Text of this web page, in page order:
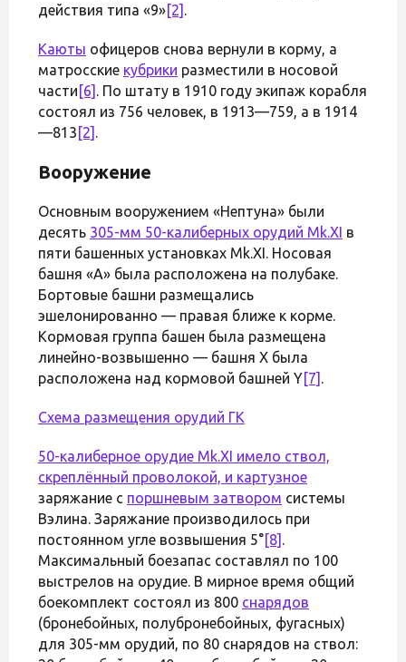
действия типа «9»[2] .
Каюты офицеров снова вернули в корму, а
матросские кубрики разместили в носовой
части [6] . По штату в 1910 году экипаж корабля
состоял из 756 человек, в 1913—759, а в 1914
—813 [2] .
Вооружение
Основным вооружением «Нептуна» были
десять 305-мм 50-калиберных орудий Mk.XI в
пяти башенных установках Mk.XI. Носовая
башня «А» была расположена на полубаке.
Бортовые башни размещались
эшелонированно — правая ближе к корме.
Кормовая группа башен была размещена
линейно-возвышенно — башня X была
расположена над кормовой башней Y[7] .
Схема размещения орудий ГК
50-калиберное орудие Mk.XI имело ствол,
скреплённый проволокой, и картузное
заряжание с поршневым затвором системы
Вэлина. Заряжание производилось при
постоянном угле возвышения 5°[8] .
Максимальный боезапас составлял по 100
выстрелов на орудие. В мирное время общий
боекомплект состоял из 800 снарядов
(бронебойных, полубронебойных, фугасных)
для 305-мм орудий, по 80 снарядов на ствол: